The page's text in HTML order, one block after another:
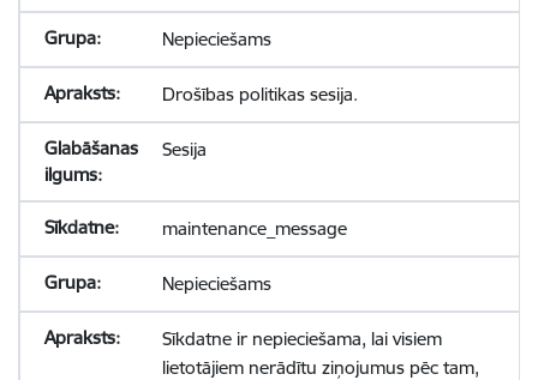
Nepieciešams
Drošības politikas sesija.
Sesija
maintenance_message
Nepieciešams
Sīkdatne ir nepieciešama, lai visiem
lietotājiem nerādītu ziņojumus pēc tam,